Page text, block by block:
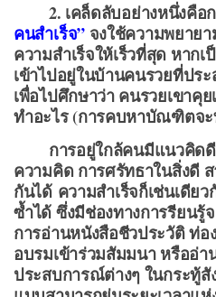
2. เคล็ดลับอย่างหนึ่งคือ
คนสำเร็จ”จงใช้ความพยายา
ความสำเร็จให้เร็วที่สุด หาก
เข้าไปอยู่ในบ้านคนรวยที่ปร
เพื่อไปศึกษาว่า คนรวยเขาคุ
ทำอะไร (การคบหาบัณฑิตจะ
การอยู่ใกล้คนมีแนวคิดดี
ความคิด การศรัทธาในสิ่งดี
กันได้ ความสำเร็จก็เช่นเดีย
ซ้ำได้ ซึ่งมีช่องทางการรียนรู้
การอ่านหนังสือชีวประวัติ ท่อ
อบรมเข้าร่วมสัมมนา หรืออ่
ประสบการณ์ต่างๆ ในกระทู้สั